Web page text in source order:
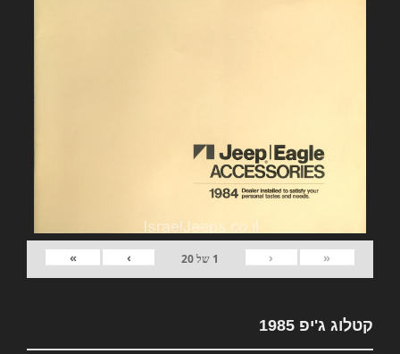
«
‹
1 של20
›
»
קטלוג ג'יפ 1985